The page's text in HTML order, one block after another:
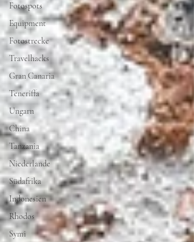
Fotospots
Equipment
Fotostrecke
Travelhacks
Gran Canaria
Teneriffa
Ungarn
China
Tanzania
Niederlande
Südafrika
Indonesien
Rhodos
Symi